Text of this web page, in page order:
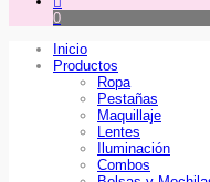
0
Inicio
Productos
Ropa
Pestañas
Maquillaje
Lentes
Iluminación
Combos